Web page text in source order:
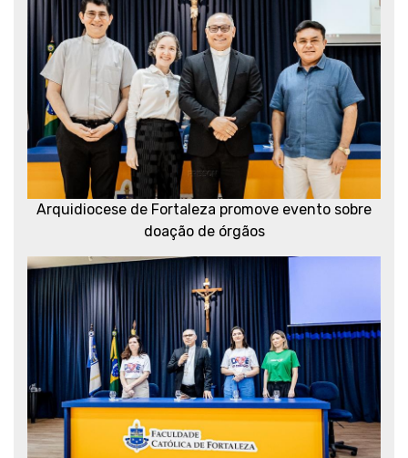
Arquidiocese de Fortaleza promove evento sobre
doação de órgãos